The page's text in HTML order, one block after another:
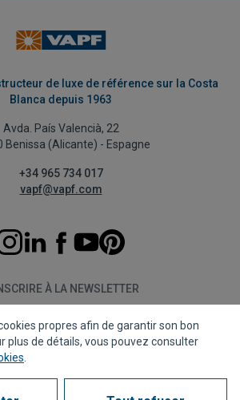
de luxe de référence sur la Costa
Blanca depuis 1963
Avda. País Valencià, 22
Benissa (Alicante) - Espagne
+34 965 734 017
vapf@vapf.com
À LA NEWSLETTER
S'abonner
propres afin de garantir son bon
plus de détails, vous pouvez consulter